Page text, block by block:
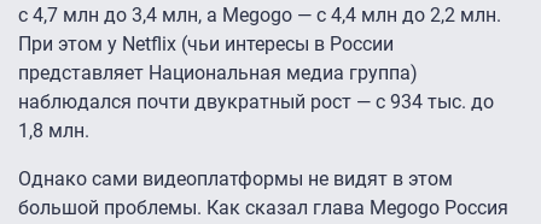
с 4,7 млн до 3,4 млн, а Megogo — с 4,4 млн до 2,2 млн.
При этом у Netflix (чьи интересы в России
представляет Национальная медиа группа)
наблюдался почти двукратный рост — с 934 тыс. до
1,8 млн.
Однако сами видеоплатформы не видят в этом
большой проблемы. Как сказал глава Megogo Россия